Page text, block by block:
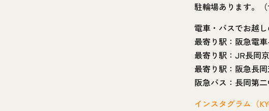
駐輪場あります。
電車・バスでお越し
最寄り駅：阪急電
最寄り駅：JR長岡
最寄り駅：阪急長
阪急バス：長岡第
インスタグラム（